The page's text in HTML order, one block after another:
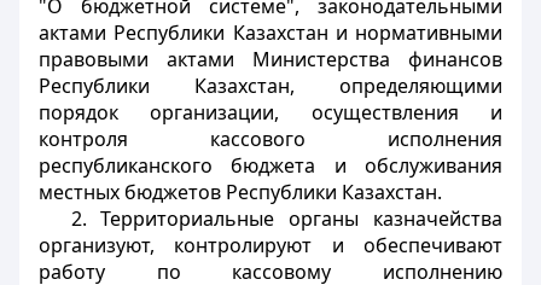
"О бюджетной системе", законодательными
актами Республики Казахстан и нормативными
правовыми актами Министерства финансов
Республики Казахстан, определяющими
порядок организации, осуществления и
контроля кассового исполнения
республиканского бюджета и обслуживания
местных бюджетов Республики Казахстан.
2. Территориальные органы казначейства
организуют, контролируют и обеспечивают
работу по кассовому исполнению